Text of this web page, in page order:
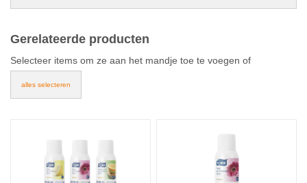
Gerelateerde producten
Selecteer items om ze aan het mandje toe te voegen of
alles selecteren